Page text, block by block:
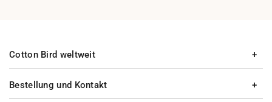
Bestellung und Kontakt
Cotton Bird weltweit